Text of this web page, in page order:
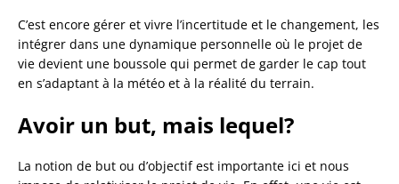
C’est encore gérer et vivre l’incertitude et le changement, les
intégrer dans une dynamique personnelle où le projet de
vie devient une boussole qui permet de garder le cap tout
en s’adaptant à la météo et à la réalité du terrain.
Avoir un but, mais lequel?
La notion de but ou d’objectif est importante ici et nous